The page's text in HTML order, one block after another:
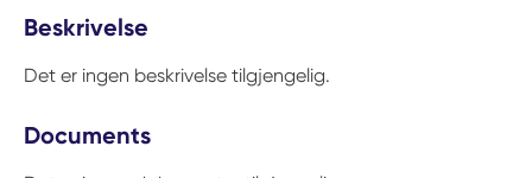
Beskrivelse
Det er ingen beskrivelse tilgjengelig.
Documents